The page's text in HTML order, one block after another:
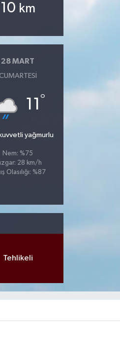
10 km
28 MART
11 °
yağmurlu
Nem: %75
28 km/h
Olasılığı: %87
Tehlikeli